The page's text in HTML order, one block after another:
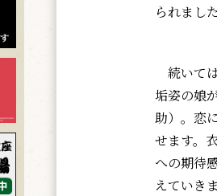
られました
続いて
垢姿の娘
助）。恋
せます。
への期待
えていき